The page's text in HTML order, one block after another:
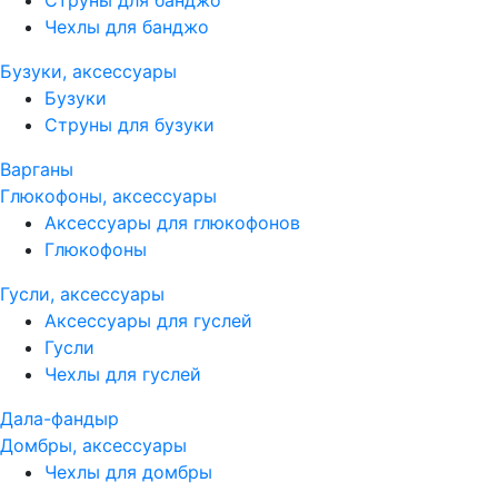
Чехлы для банджо
Бузуки, аксессуары
Бузуки
Струны для бузуки
Варганы
Глюкофоны, аксессуары
Аксессуары для глюкофонов
Глюкофоны
Гусли, аксессуары
Аксессуары для гуслей
Гусли
Чехлы для гуслей
Дала-фандыр
Домбры, аксессуары
Чехлы для домбры